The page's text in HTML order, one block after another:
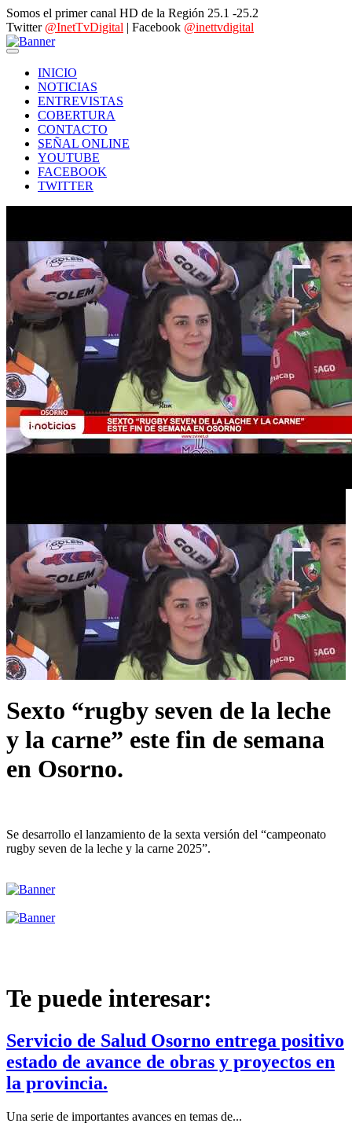
Somos el primer canal HD de la Región 25.1 -25.2
Twitter @InetTvDigital | Facebook @inettvdigital
INICIO
NOTICIAS
ENTREVISTAS
COBERTURA
CONTACTO
SEÑAL ONLINE
YOUTUBE
FACEBOOK
TWITTER
Sexto “rugby seven de la leche
y la carne” este fin de semana
en Osorno.
Se desarrollo el lanzamiento de la sexta versión del “campeonato
rugby seven de la leche y la carne 2025”.
Te puede interesar:
Servicio de Salud Osorno entrega positivo
estado de avance de obras y proyectos en
la provincia.
Una serie de importantes avances en temas de...